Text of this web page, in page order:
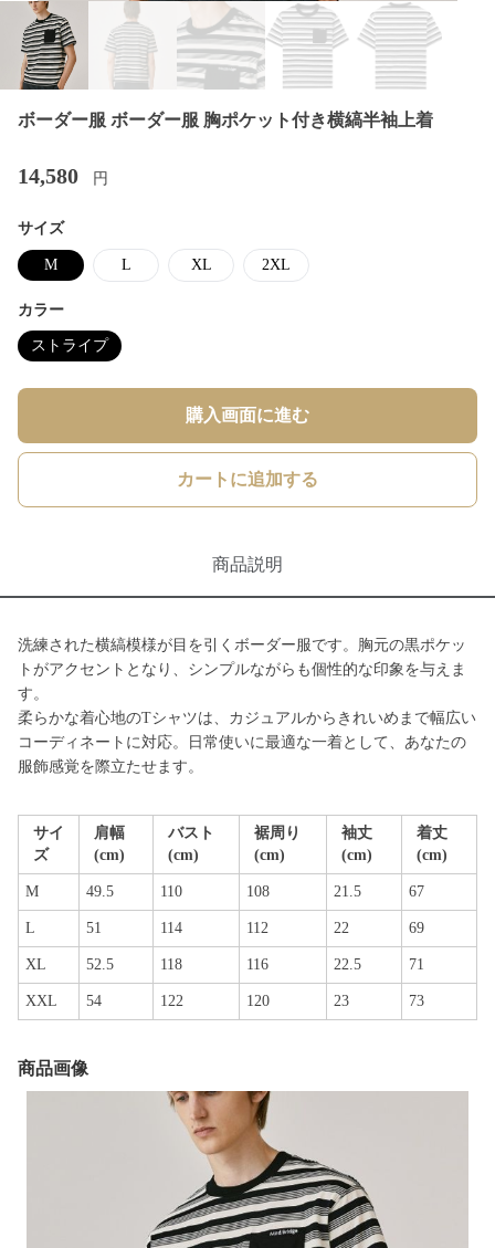
ボーダー服 ボーダー服 胸ポケット付き横縞半袖上着
14,580 円
サイズ
M L XL 2XL
カラー
ストライプ
購入画面に進む
カートに追加する
商品説明
洗練された横縞模様が目を引くボーダー服です。胸元の黒ポケッ
トがアクセントとなり、シンプルながらも個性的な印象を与えま
す。
柔らかな着心地のTシャツは、カジュアルからきれいめまで幅広い
コーディネートに対応。日常使いに最適な一着として、あなたの
服飾感覚を際立たせます。
サイ
ズ
肩幅
(cm)
バスト
(cm)
裾周り
(cm)
袖丈
(cm)
着丈
(cm)
M 49.5 110 108 21.5 67
L 51 114 112 22 69
XL 52.5 118 116 22.5 71
XXL 54 122 120 23 73
商品画像